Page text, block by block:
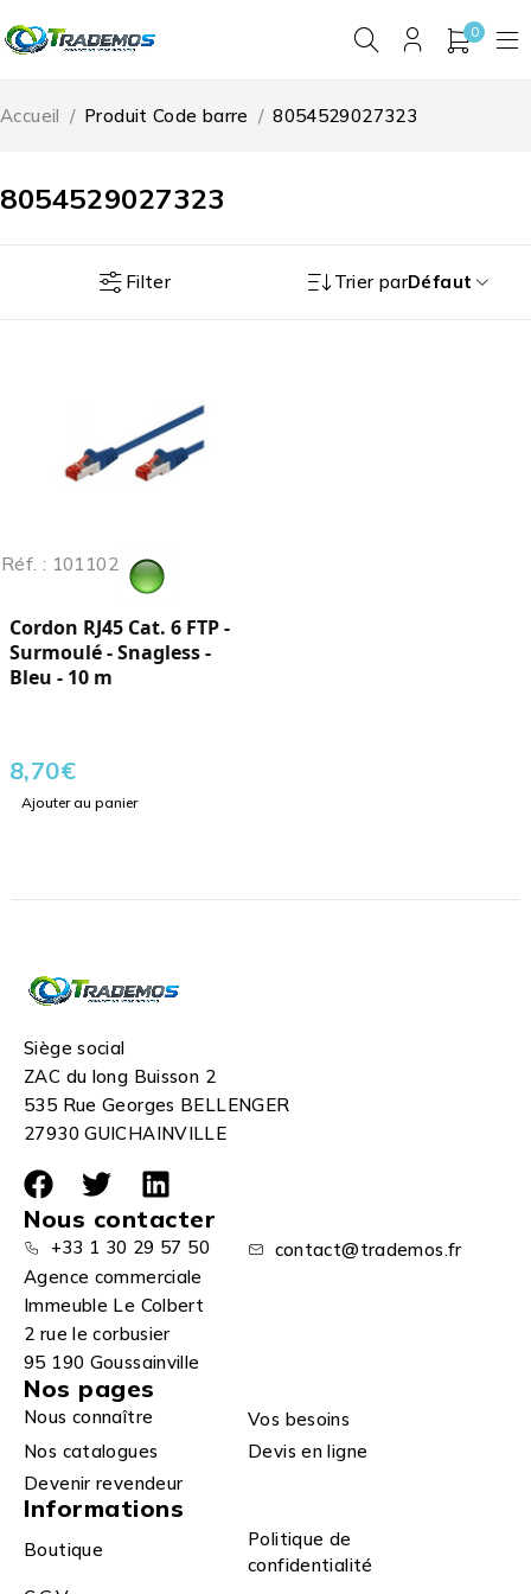
0
8054529027323
Accueil / Produit Code barre / 8054529027323
Filter Trier parDéfaut
Réf. : 101102
Cordon RJ45 Cat. 6 FTP -
Surmoulé - Snagless -
Bleu - 10 m
8,70€
Ajouter au panier
Siège social
ZAC du long Buisson 2
535 Rue Georges BELLENGER
27930 GUICHAINVILLE
Nous contacter
+33 1 30 29 57 50
contact@trademos.fr
Agence commerciale
Immeuble Le Colbert
2 rue le corbusier
95 190 Goussainville
Nos pages
Nous connaître
Vos besoins
Nos catalogues
Devis en ligne
Devenir revendeur
Informations
Boutique
Politique de
confidentialité